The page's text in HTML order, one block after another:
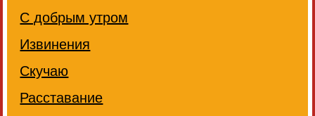
С добрым утром
Извинения
Скучаю
Расставание